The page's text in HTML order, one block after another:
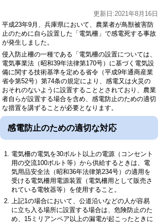
更新日:2021年8月16日
平成23年9月、兵庫県において、農業者が鳥獣被害防
止のために自ら設置した「電気柵」で感電死する事故
が発生しました。
侵入防止柵の一種である「電気柵の設置については、
電気事業法（昭和39年法律第170号）に基づく電気設
備に関する技術基準を定める省令（平成9年通商産業
省令第52号）第74条の規定により、感電又は火災の
おそれのないように設置することとされており、農業
者自らが設置する場合を含め、感電防止のための適切
な措置を講ずることが必要となります。
感電防止のための適切な対応
電気柵の電気を30ボルト以上の電源（コンセント
用の交流100ボルト等）から供給するときは、電
気用品安全法（昭和36年法律第234号）の適用を
受ける電気柵用電源装置（電気柵用として販売さ
れている電牧器等）を使用すること。
上記1の場合において、公道沿いなどの人が容易
に立ち入る場所に設置する場合は、危険防止のた
め、15ミリアンペア以上の漏電が起こったときに